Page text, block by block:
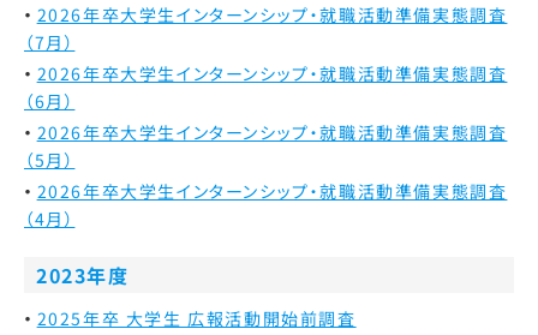
2026年卒大学生インターンシップ・就職活動準備実態調査
（7月）
2026年卒大学生インターンシップ・就職活動準備実態調査
（6月）
2026年卒大学生インターンシップ・就職活動準備実態調査
（5月）
2026年卒大学生インターンシップ・就職活動準備実態調査
（4月）
2023年度
2025年卒 大学生 広報活動開始前調査